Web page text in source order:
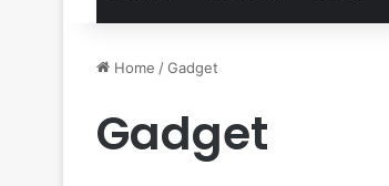
Home /Gadget
Gadget